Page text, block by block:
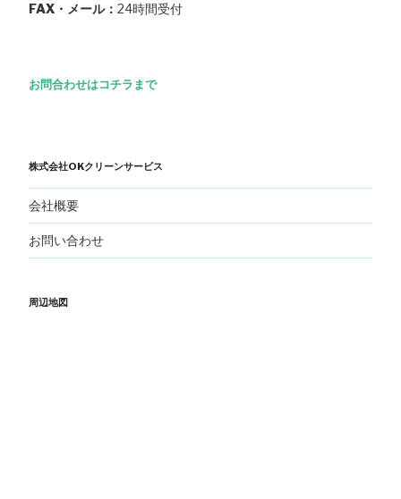
FAX・メール： 24時間受付
お問合わせはコチラまで
株式会社OKクリーンサービス
会社概要
お問い合わせ
周辺地図